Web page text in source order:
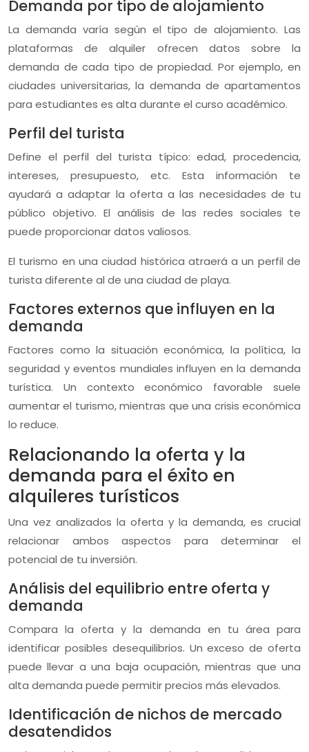
Demanda por tipo de alojamiento
La demanda varía según el tipo de alojamiento. Las
plataformas de alquiler ofrecen datos sobre la
demanda de cada tipo de propiedad. Por ejemplo, en
ciudades universitarias, la demanda de apartamentos
para estudiantes es alta durante el curso académico.
Perfil del turista
Define el perfil del turista típico: edad, procedencia,
intereses, presupuesto, etc. Esta información te
ayudará a adaptar la oferta a las necesidades de tu
público objetivo. El análisis de las redes sociales te
puede proporcionar datos valiosos.
El turismo en una ciudad histórica atraerá a un perfil de
turista diferente al de una ciudad de playa.
Factores externos que influyen en la
demanda
Factores como la situación económica, la política, la
seguridad y eventos mundiales influyen en la demanda
turística. Un contexto económico favorable suele
aumentar el turismo, mientras que una crisis económica
lo reduce.
Relacionando la oferta y la
demanda para el éxito en
alquileres turísticos
Una vez analizados la oferta y la demanda, es crucial
relacionar ambos aspectos para determinar el
potencial de tu inversión.
Análisis del equilibrio entre oferta y
demanda
Compara la oferta y la demanda en tu área para
identificar posibles desequilibrios. Un exceso de oferta
puede llevar a una baja ocupación, mientras que una
alta demanda puede permitir precios más elevados.
Identificación de nichos de mercado
desatendidos